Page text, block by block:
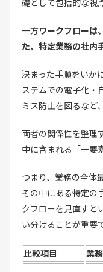
一方ワークフローは
た、特定業務の社内
決まった手順をいか
ステムでの電子化・
ミス防止を図るなど
両者の関係性を整理
中に含まれる「一要
つまり、業務の全体
その中にある特定の
クフローを見直すと
い分けることが重要
比較項目 業